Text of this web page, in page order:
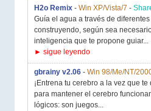
H2o Remix - Win XP/Vista/7 -
Guía el agua a través de
construyendo, según sea
inteligencia que te propone guiar...
► sigue leyendo
gbrainy v2.06 - Win 98/Me/NT/
¡Entrena tu cerebro a la vez que
para mantener el cerebro
lógicos: son juegos...